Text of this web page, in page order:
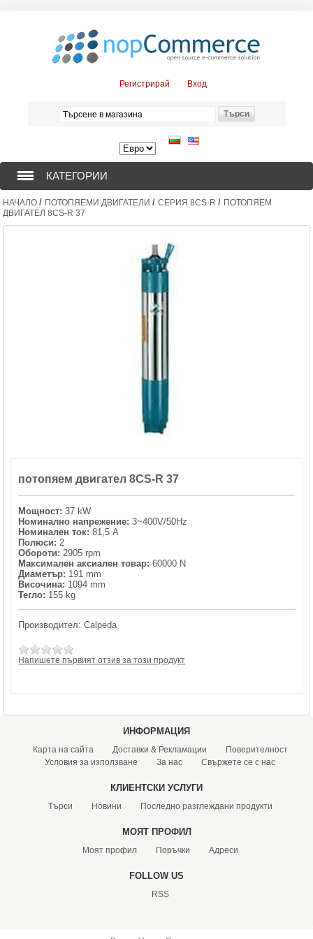
Регистрирай Вход
КАТЕГОРИИ
СОНДАЖНИ ПОМПИ (376)
ПОТОПЯЕМИ ДВИГАТЕЛИ (57)
ЦЕНТРОБЕЖНИ ПОМПИ (3)
STAINLESS STELL PIPES AND PRESS FITTINGS (2)
КОМПОНЕНТИ ЗА ОМЕКОТИТЕЛНИ СИСТЕМИ (6)
НАЧАЛО / ПОТОПЯЕМИ ДВИГАТЕЛИ / СЕРИЯ 8CS-R / ПОТОПЯЕМ
ДВИГАТЕЛ 8CS-R 37
потопяем двигател 8CS-R 37
Мощност: 37 kW
Номинално напрежение: 3~400V/50Hz
Номинален ток: 81,5 A
Полюси: 2
Обороти: 2905 rpm
Максимален аксиален товар: 60000 N
Диаметър: 191 mm
Височина: 1094 mm
Тегло: 155 kg
Производител: Calpeda
Напишете първият отзив за този продукт
ИНФОРМАЦИЯ
Карта на сайта Доставки & Рекламации
Поверителност
Условия за използване
За нас Свържете се с нас
КЛИЕНТСКИ УСЛУГИ
Търси Новини Последно разглеждани продукти
МОЯТ ПРОФИЛ
Моят профил Поръчки Адреси
FOLLOW US
RSS